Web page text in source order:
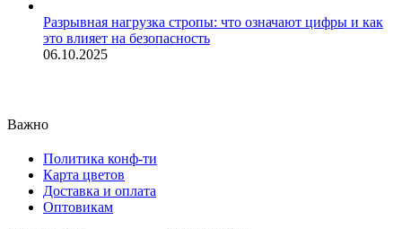
Разрывная нагрузка стропы: что означают цифры и как
это влияет на безопасность
06.10.2025
Важно
Политика конф-ти
Карта цветов
Доставка и оплата
Оптовикам